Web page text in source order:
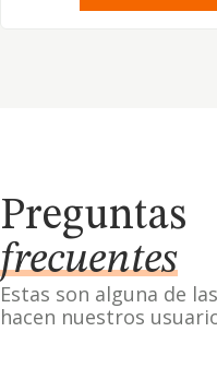
Preguntas
frecuentes
Estas son alguna de
hacen nuestros